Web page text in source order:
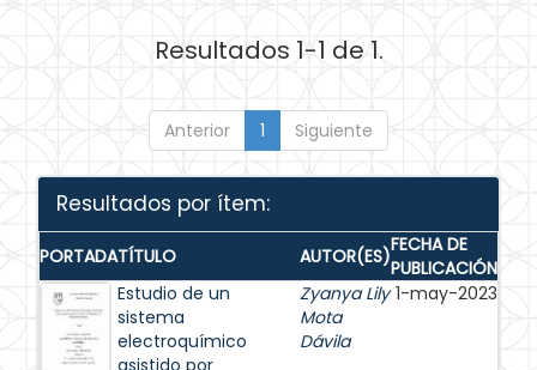
Resultados 1-1 de 1.
Anterior 1 Siguiente
Resultados por ítem:
PORTADATÍTULO AUTOR(ES)FECHA DE
PUBLICACIÓN
Estudio de un
sistema
electroquímico
asistido por
Zyanya Lily
Mota
Dávila
1-may-2023